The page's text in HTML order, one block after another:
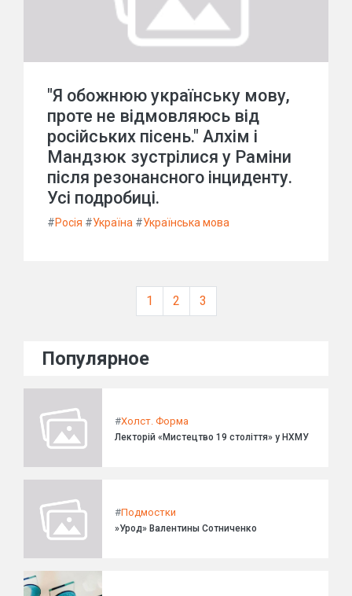
"Я обожнюю українську мову,
проте не відмовляюсь від
російських пісень." Алхім і
Мандзюк зустрілися у Раміни
після резонансного інциденту.
Усі подробиці.
#Росія #Україна #Українська мова
1 2 3
Популярное
#Холст. Форма
Лекторій «Мистецтво 19 століття» у НХМУ
#Подмостки
»Урод» Валентины Сотниченко